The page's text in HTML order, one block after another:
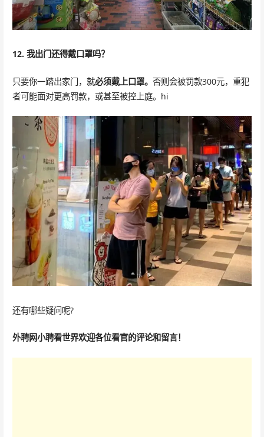
12. 我出门还得戴口罩吗？
只要你一踏出家门，就必须戴上口罩。 否则会被罚款300元，重犯
者可能面对更高罚款，或甚至被控上庭。hi
还有哪些疑问呢?
外聘网小聘看世界欢迎各位看官的评论和留言！